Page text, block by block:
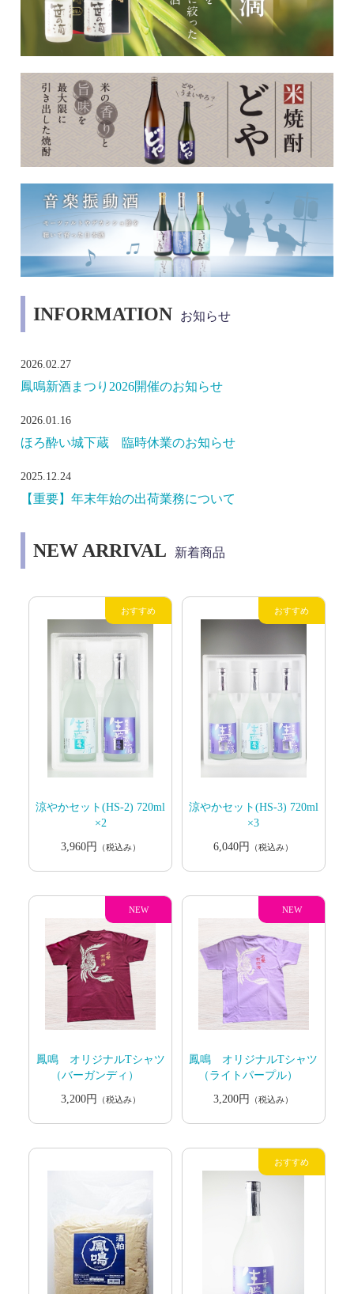
INFORMATION お知らせ
2026.02.27
鳳鳴新酒まつり2026開催のお知らせ
2026.01.16
ほろ酔い城下蔵 臨時休業のお知らせ
2025.12.24
【重要】年末年始の出荷業務について
NEW ARRIVAL 新着商品
涼やかセット(HS-2) 720ml
×2
3,960円
（税込み）
涼やかセット(HS-3) 720ml
×3
6,040円
（税込み）
鳳鳴 オリジナルTシャツ
（バーガンディ）
3,200円
（税込み）
鳳鳴 オリジナルTシャツ
（ライトパープル）
3,200円
（税込み）